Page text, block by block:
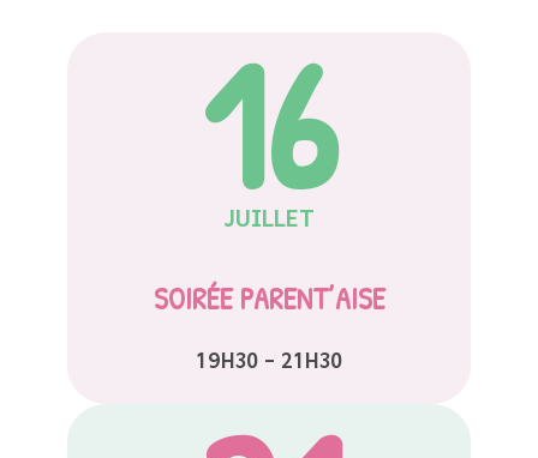
16
JUILLET
SOIRÉE PARENT’AISE
19H30 – 21H30